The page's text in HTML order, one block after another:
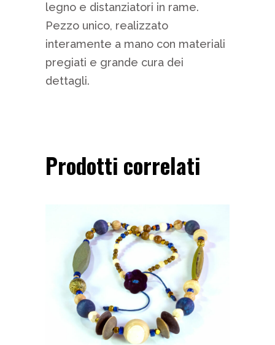
legno e distanziatori in rame.
Pezzo unico, realizzato
interamente a mano con materiali
pregiati e grande cura dei
dettagli.
Prodotti correlati